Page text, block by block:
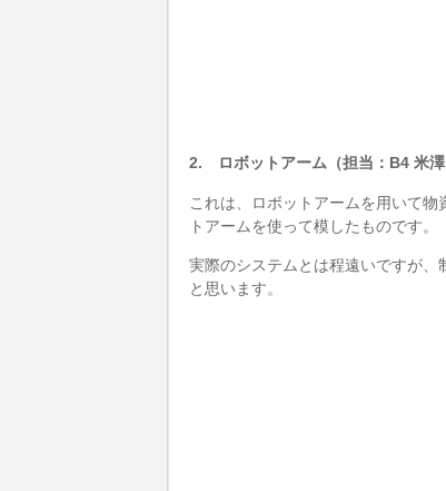
2. ロボットアーム（担当：B4 米澤
これは、ロボットアームを用いて
トアームを使って模したものです。
実際のシステムとは程遠いですが
と思います。